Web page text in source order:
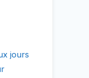
jours